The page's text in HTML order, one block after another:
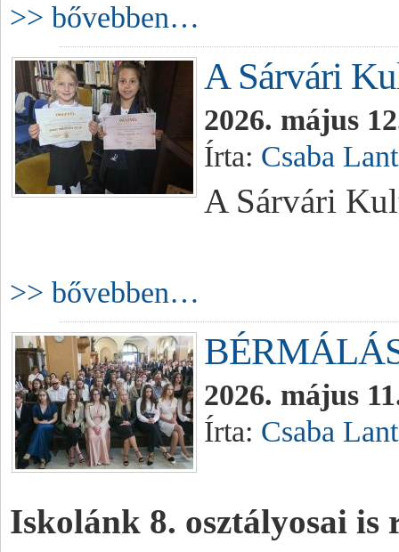
>> bővebben…
A Sárvári
2026. május
Írta: Csaba
A Sárvári
>> bővebben…
2026. május
Írta: Csaba
Iskolánk 8. osztályosai is